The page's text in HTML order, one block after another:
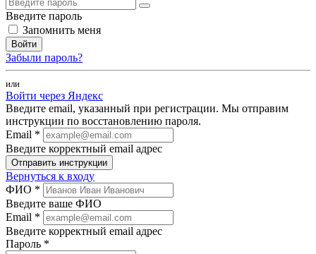
Введите пароль
Запомнить меня
Войти
Забыли пароль?
или
Войти через Яндекс
Введите email, указанный при регистрации. Мы отправим
инструкции по восстановлению пароля.
Email *
Введите корректный email адрес
Отправить инструкции
Вернуться к входу
ФИО *
Введите ваше ФИО
Email *
Введите корректный email адрес
Пароль *